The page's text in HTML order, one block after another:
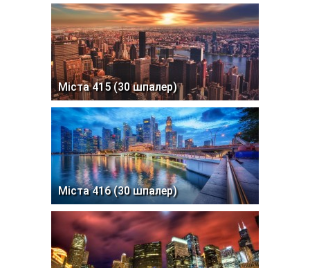
Міста 415 (30 шпалер)
Міста 416 (30 шпалер)